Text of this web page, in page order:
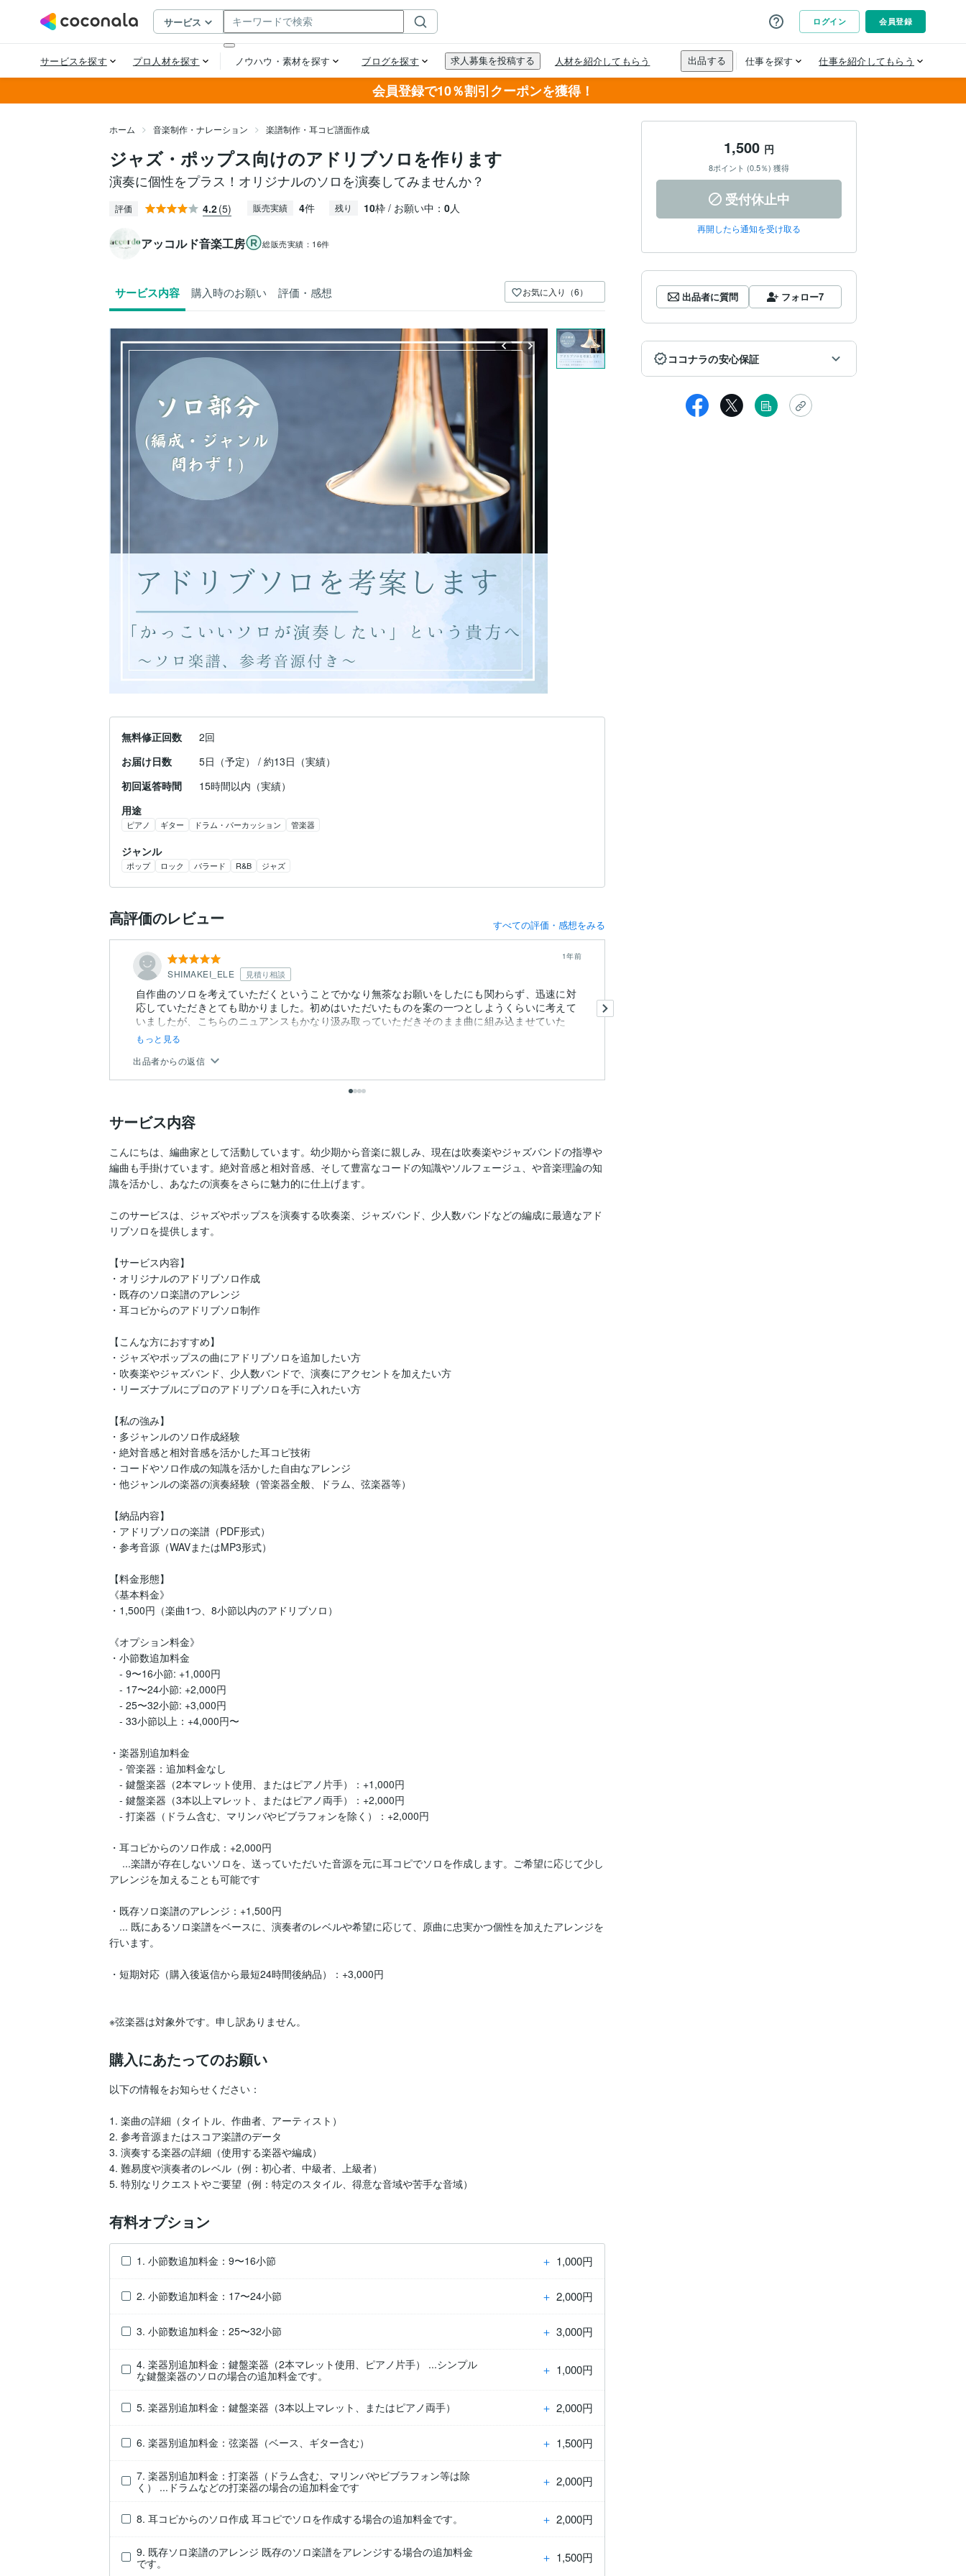
会員登録で10％割引クーポンを獲得！
ホーム 音楽制作・ナレーション 楽譜制作・耳コピ譜面作成
ジャズ・ポップス向けのアドリブソロを作ります
演奏に個性をプラス！オリジナルのソロを演奏してみませんか？
評価 4.2(5) 販売実績 4件 残り 10枠 / お願い中： 0人
アッコルド音楽工房 総販売実績： 16件
サービス内容 購入時のお願い 評価・感想 お気に入り（6）
無料修正回数
2回
お届け日数
5日（予定） / 約13日（実績）
初回返答時間
15時間以内（実績）
用途
ピアノ ギター ドラム・パーカッション 管楽器
ジャンル
ポップ ロック バラード R&B ジャズ
高評価のレビュー すべての評価・感想をみる
SHIMAKEI_ELE 見積り相談
1年前
自作曲のソロを考えていただくということでかなり無茶なお願いをしたにも関わらず、迅速に対
応していただきとても助かりました。初めはいただいたものを案の一つとしようくらいに考えて
いましたが、こちらのニュアンスもかなり汲み取っていただきそのまま曲に組み込ませていた
だ...
もっと見る
出品者からの返信
サービス内容
こんにちは、編曲家として活動しています。幼少期から音楽に親しみ、現在は吹奏楽やジャズバンドの指導や
編曲も手掛けています。絶対音感と相対音感、そして豊富なコードの知識やソルフェージュ、や音楽理論の知
識を活かし、あなたの演奏をさらに魅力的に仕上げます。
このサービスは、ジャズやポップスを演奏する吹奏楽、ジャズバンド、少人数バンドなどの編成に最適なアド
リブソロを提供します。
【サービス内容】
・オリジナルのアドリブソロ作成
・既存のソロ楽譜のアレンジ
・耳コピからのアドリブソロ制作
【こんな方におすすめ】
・ジャズやポップスの曲にアドリブソロを追加したい方
・吹奏楽やジャズバンド、少人数バンドで、演奏にアクセントを加えたい方
・リーズナブルにプロのアドリブソロを手に入れたい方
【私の強み】
・多ジャンルのソロ作成経験
・絶対音感と相対音感を活かした耳コピ技術
・コードやソロ作成の知識を活かした自由なアレンジ
・他ジャンルの楽器の演奏経験（管楽器全般、ドラム、弦楽器等）
【納品内容】
・アドリブソロの楽譜（PDF形式）
・参考音源（WAVまたはMP3形式）
【料金形態】
《基本料金》
・1,500円（楽曲1つ、8小節以内のアドリブソロ）
《オプション料金》
・小節数追加料金
- 9〜16小節: +1,000円
- 17〜24小節: +2,000円
- 25〜32小節: +3,000円
- 33小節以上：+4,000円〜
・楽器別追加料金
- 管楽器：追加料金なし
- 鍵盤楽器（2本マレット使用、またはピアノ片手）：+1,000円
- 鍵盤楽器（3本以上マレット、またはピアノ両手）：+2,000円
- 打楽器（ドラム含む、マリンバやビブラフォンを除く）：+2,000円
・耳コピからのソロ作成：+2,000円
...楽譜が存在しないソロを、送っていただいた音源を元に耳コピでソロを作成します。ご希望に応じて少し
アレンジを加えることも可能です
・既存ソロ楽譜のアレンジ：+1,500円
... 既にあるソロ楽譜をベースに、演奏者のレベルや希望に応じて、原曲に忠実かつ個性を加えたアレンジを
行います。
・短期対応（購入後返信から最短24時間後納品）：+3,000円
※弦楽器は対象外です。申し訳ありません。
購入にあたってのお願い
以下の情報をお知らせください：
1. 楽曲の詳細（タイトル、作曲者、アーティスト）
2. 参考音源またはスコア楽譜のデータ
3. 演奏する楽器の詳細（使用する楽器や編成）
4. 難易度や演奏者のレベル（例：初心者、中級者、上級者）
有料オプション
1. 小節数追加料金：9〜16小節 ＋ 1,000円
2. 小節数追加料金：17〜24小節 ＋ 2,000円
3. 小節数追加料金：25〜32小節 ＋ 3,000円
4. 楽器別追加料金：鍵盤楽器（2本マレット使用、ピアノ片手） ...シンプル
な鍵盤楽器のソロの場合の追加料金です。
＋ 1,000円
5. 楽器別追加料金：鍵盤楽器（3本以上マレット、またはピアノ両手） ＋ 2,000円
6. 楽器別追加料金：弦楽器（ベース、ギター含む） ＋ 1,500円
7. 楽器別追加料金：打楽器（ドラム含む、マリンバやビブラフォン等は除
く） ...ドラムなどの打楽器の場合の追加料金です
＋ 2,000円
8. 耳コピからのソロ作成 耳コピでソロを作成する場合の追加料金です。 ＋ 2,000円
9. 既存ソロ楽譜のアレンジ 既存のソロ楽譜をアレンジする場合の追加料金
です。
＋ 1,500円
1,500 円
8ポイント (0.5％) 獲得
受付休止中
再開したら通知を受け取る
出品者に質問 フォロー7
ココナラの安心保証